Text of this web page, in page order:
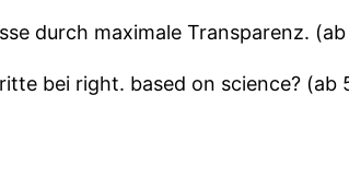
durch maximale Transparenz. (ab
bei right. based on science? (ab